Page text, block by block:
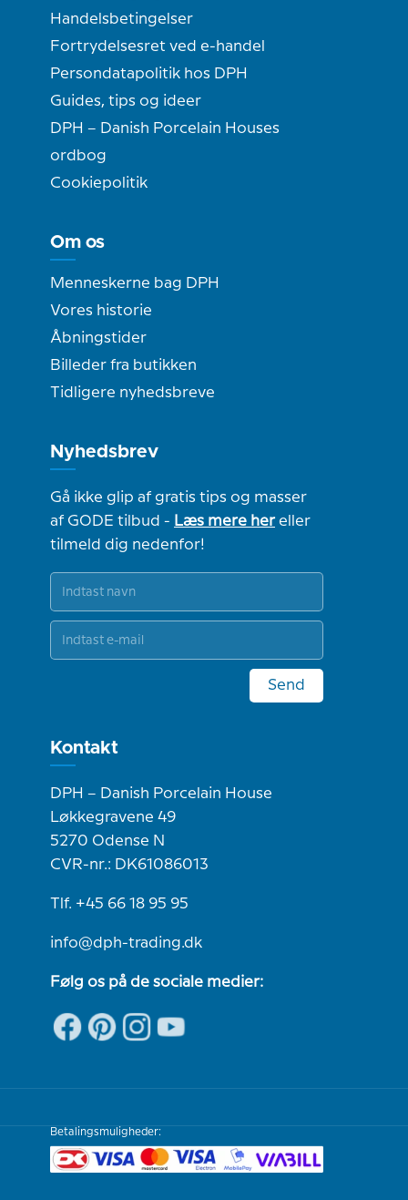
Handelsbetingelser
Fortrydelsesret ved e-handel
Persondatapolitik hos DPH
Guides, tips og ideer
DPH – Danish Porcelain Houses
ordbog
Cookiepolitik
Om os
Menneskerne bag DPH
Vores historie
Åbningstider
Billeder fra butikken
Tidligere nyhedsbreve
Nyhedsbrev
Gå ikke glip af gratis tips og masser
af GODE tilbud - Læs mere hereller
tilmeld dig nedenfor!
Send
Kontakt
DPH – Danish Porcelain House
Løkkegravene 49
5270 Odense N
CVR-nr.: DK61086013
Tlf. +45 66 18 95 95
info@dph-trading.dk
Følg os på de sociale medier:
Betalingsmuligheder: